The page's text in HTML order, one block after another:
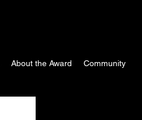
About the Award Community